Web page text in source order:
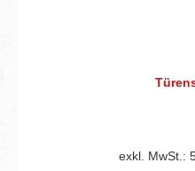
exkl. MwSt.: